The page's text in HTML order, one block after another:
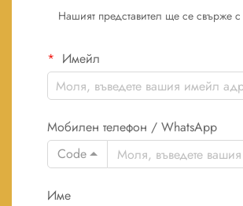
Нашият представител ще се свърже с
Имейл
Мобилен телефон / WhatsApp
Code
Име